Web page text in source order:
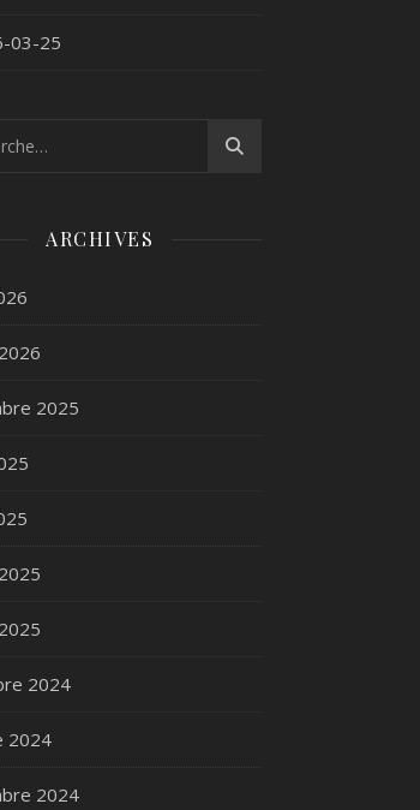
03-25
ARCHIVES
2025
2024
2024
2024